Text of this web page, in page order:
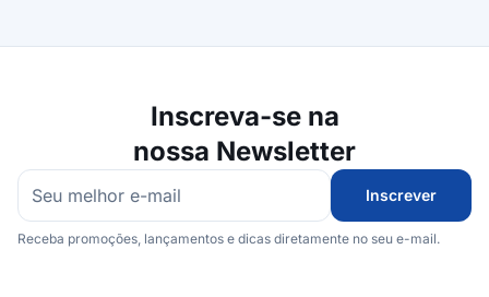
Inscreva-se na
nossa Newsletter
Inscrever
Receba promoções, lançamentos e dicas diretamente no seu e-mail.